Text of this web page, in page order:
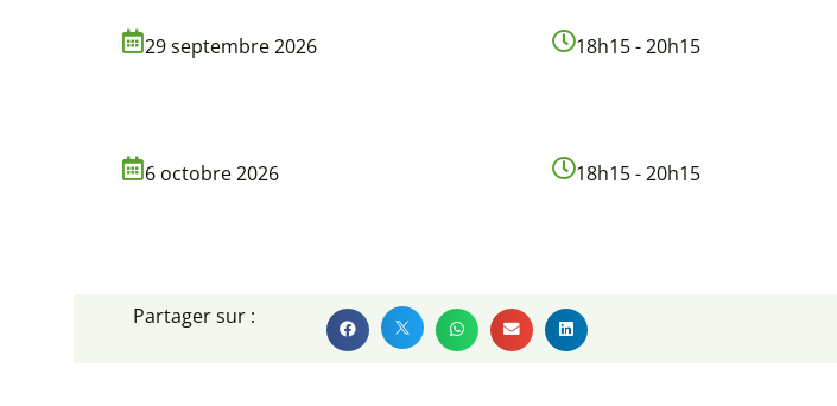
29 septembre 2026 18h15 - 20h15
6 octobre 2026 18h15 - 20h15
Partager sur :